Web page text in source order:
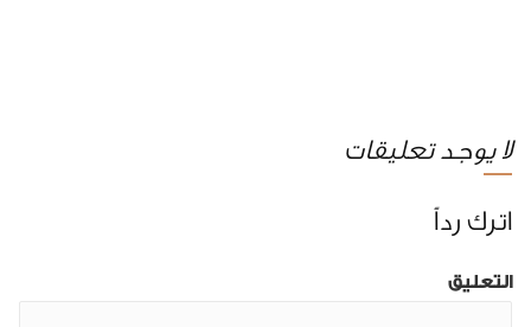
لا يوجد تعليقات
اترك رداً
التعليق